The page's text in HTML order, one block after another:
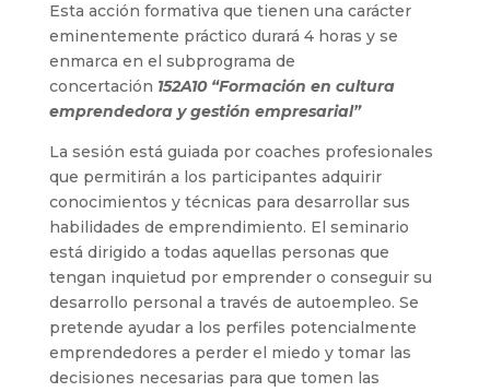
Esta acción formativa que tienen una carácter
eminentemente práctico durará 4 horas y se
enmarca en el subprograma de
concertación 152A10 “Formación en cultura
emprendedora y gestión empresarial”
La sesión está guiada por coaches profesionales
que permitirán a los participantes adquirir
conocimientos y técnicas para desarrollar sus
habilidades de emprendimiento. El seminario
está dirigido a todas aquellas personas que
tengan inquietud por emprender o conseguir su
desarrollo personal a través de autoempleo. Se
pretende ayudar a los perfiles potencialmente
emprendedores a perder el miedo y tomar las
decisiones necesarias para que tomen las